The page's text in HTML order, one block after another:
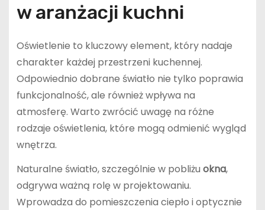
w aranżacji kuchni
Oświetlenie to kluczowy element, który nadaje
charakter każdej przestrzeni kuchennej.
Odpowiednio dobrane światło nie tylko poprawia
funkcjonalność, ale również wpływa na
atmosferę. Warto zwrócić uwagę na różne
rodzaje oświetlenia, które mogą odmienić wygląd
wnętrza.
Naturalne światło, szczególnie w pobliżu okna,
odgrywa ważną rolę w projektowaniu.
Wprowadza do pomieszczenia ciepło i optycznie